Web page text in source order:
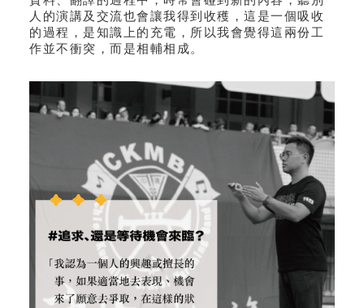
人的演講及交流也會讓我得到收穫，這是一個吸收
的過程，是知識上的充電，所以我會覺得這兩份工
作並不衝突，而是相輔相成。